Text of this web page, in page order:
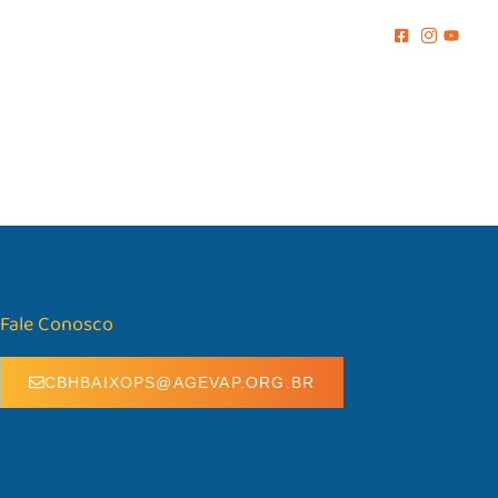
Fale Conosco
CBHBAIXOPS@AGEVAP.ORG.BR